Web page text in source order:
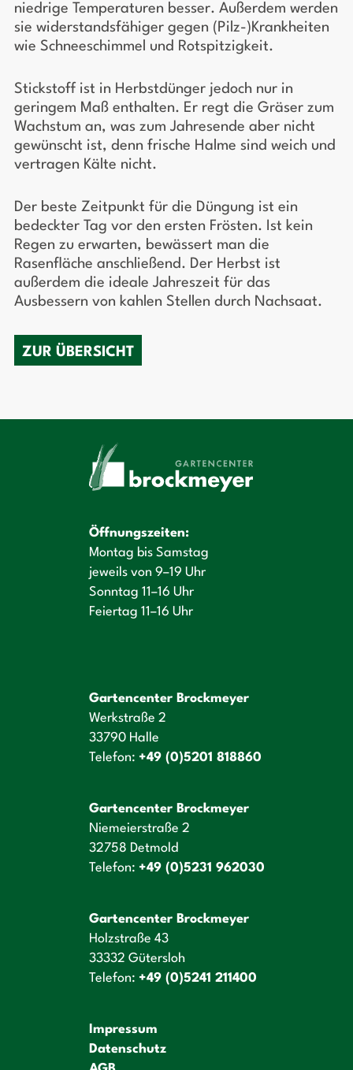
niedrige Temperaturen besser. Außerdem werden
sie widerstandsfähiger gegen (Pilz-)Krankheiten
wie Schneeschimmel und Rotspitzigkeit.
Stickstoff ist in Herbstdünger jedoch nur in
geringem Maß enthalten. Er regt die Gräser zum
Wachstum an, was zum Jahresende aber nicht
gewünscht ist, denn frische Halme sind weich und
vertragen Kälte nicht.
Der beste Zeitpunkt für die Düngung ist ein
bedeckter Tag vor den ersten Frösten. Ist kein
Regen zu erwarten, bewässert man die
Rasenfläche anschließend. Der Herbst ist
außerdem die ideale Jahreszeit für das
Ausbessern von kahlen Stellen durch Nachsaat.
ZUR ÜBERSICHT
Öffnungszeiten:
Montag bis Samstag
jeweils von 9–19 Uhr
Sonntag 11–16 Uhr
Feiertag 11–16 Uhr
Gartencenter Brockmeyer
Werkstraße 2
33790 Halle
Telefon: +49 (0)5201 818860
Gartencenter Brockmeyer
Niemeierstraße 2
32758 Detmold
Telefon: +49 (0)5231 962030
Gartencenter Brockmeyer
Holzstraße 43
33332 Gütersloh
Telefon: +49 (0)5241 211400
Impressum
Datenschutz